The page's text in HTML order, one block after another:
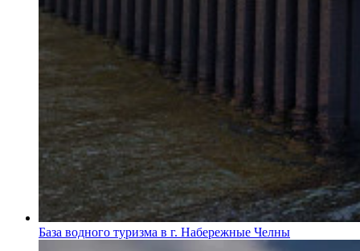
База водного туризма в г. Набережные Челны